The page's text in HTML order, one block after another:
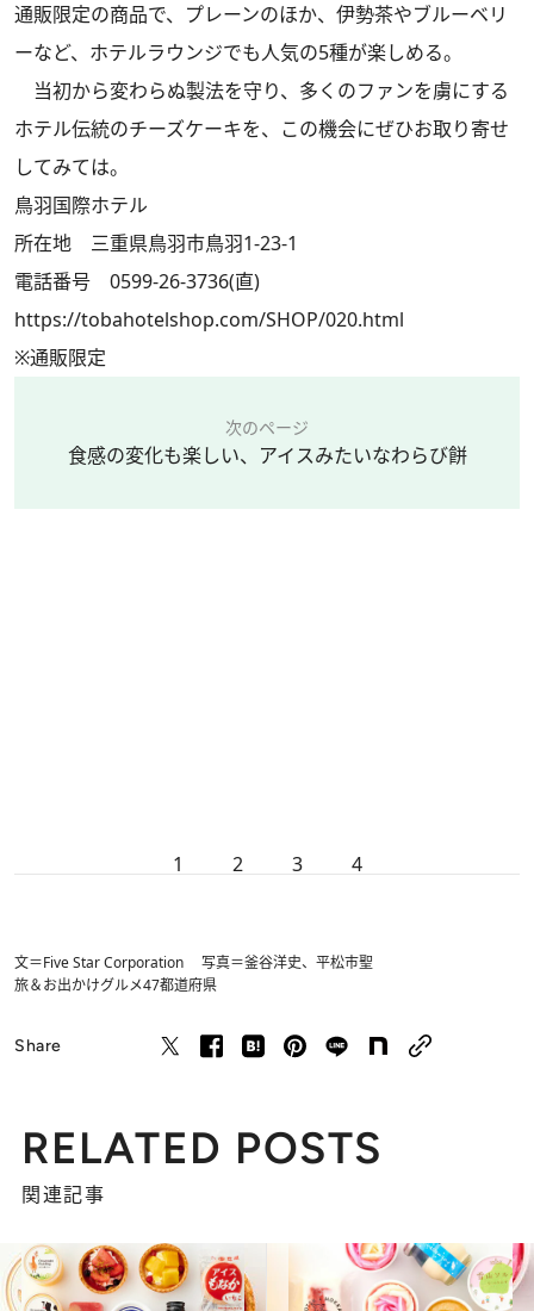
通販限定の商品で、プレーンのほか、伊勢茶やブルーベリ
ーなど、ホテルラウンジでも人気の5種が楽しめる。
当初から変わらぬ製法を守り、多くのファンを虜にする
ホテル伝統のチーズケーキを、この機会にぜひお取り寄せ
してみては。
鳥羽国際ホテル
所在地 三重県鳥羽市鳥羽1-23-1
電話番号 0599-26-3736(直)
https://tobahotelshop.com/SHOP/020.html
※通販限定
次のページ
食感の変化も楽しい、アイスみたいなわらび餅
1 2 3 4
文＝Five Star Corporation 写真＝釜谷洋史、平松市聖
旅＆お出かけグルメ47都道府県
Share
RELATED POSTS
関連記事